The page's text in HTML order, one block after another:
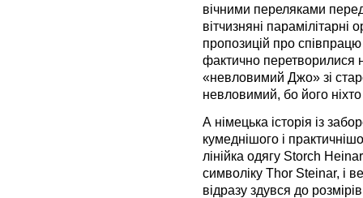
вічними переляками
вітчизняні парамілітарні
пропозицій про
фактично перетворилися
«невловимий Джо» зі
невловимий, бо його
А німецька історія із
кумеднішого і
лінійка одягу Storch
символіку Thor Steinar, і
відразу здувся до